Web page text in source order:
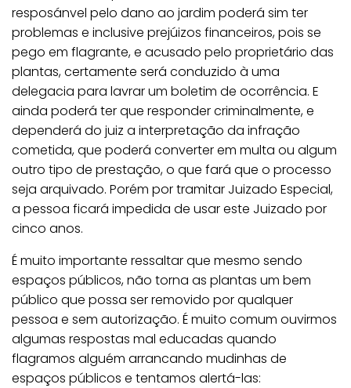
resposánvel pelo dano ao jardim poderá sim ter
problemas e inclusive prejúizos financeiros, pois se
pego em flagrante, e acusado pelo proprietário das
plantas, certamente será conduzido à uma
delegacia para lavrar um boletim de ocorrência. E
ainda poderá ter que responder criminalmente, e
dependerá do juiz a interpretação da infração
cometida, que poderá converter em multa ou algum
outro tipo de prestação, o que fará que o processo
seja arquivado. Porém por tramitar Juizado Especial,
a pessoa ficará impedida de usar este Juizado por
cinco anos.
É muito importante ressaltar que mesmo sendo
espaços públicos, não torna as plantas um bem
público que possa ser removido por qualquer
pessoa e sem autorização. É muito comum ouvirmos
algumas respostas mal educadas quando
flagramos alguém arrancando mudinhas de
espaços públicos e tentamos alertá-las: